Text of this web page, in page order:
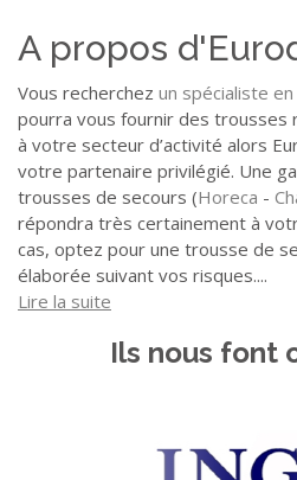
▼
A propos
Vous recherchez un spécialiste
pourra vous fournir des trousses
à votre secteur d’activité alors
votre partenaire privilégié. Une
trousses de secours (Horeca -
répondra très certainement à
cas, optez pour une trousse de
élaborée suivant vos risques....
Lire la suite
Ils nous font